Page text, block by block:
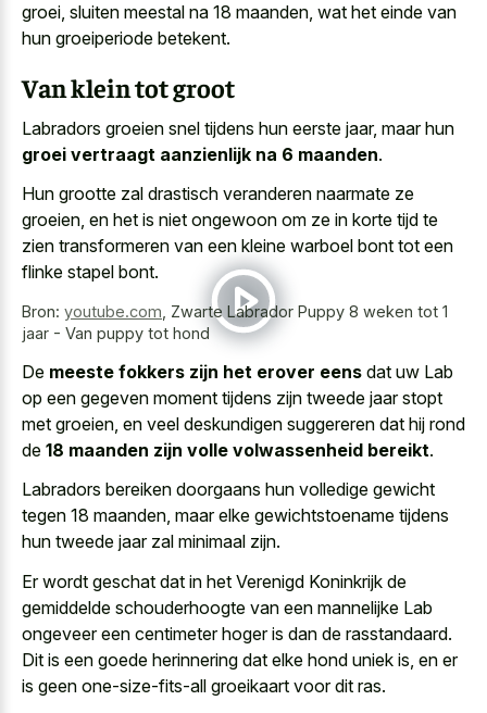
groei, sluiten meestal na 18 maanden, wat het einde van
hun groeiperiode betekent.
Van klein tot groot
Labradors groeien snel tijdens hun eerste jaar, maar hun
groei vertraagt aanzienlijk na 6 maanden.
Hun grootte zal drastisch veranderen naarmate ze
groeien, en het is niet ongewoon om ze in korte tijd te
zien transformeren van een kleine warboel bont tot een
flinke stapel bont.
Bron: youtube.com Zwarte Labrador Puppy 8 weken tot 1
jaar - Van puppy tot hond
De meeste fokkers zijn het erover eens dat uw Lab
op een gegeven moment tijdens zijn tweede jaar stopt
met groeien, en veel deskundigen suggereren dat hij rond
de 18 maanden zijn volle volwassenheid bereikt.
Labradors bereiken doorgaans hun volledige gewicht
tegen 18 maanden, maar elke gewichtstoename tijdens
hun tweede jaar zal minimaal zijn.
Er wordt geschat dat in het Verenigd Koninkrijk de
gemiddelde schouderhoogte van een mannelijke Lab
ongeveer een centimeter hoger is dan de rasstandaard.
Dit is een goede herinnering dat elke hond uniek is, en er
is geen one-size-fits-all groeikaart voor dit ras.